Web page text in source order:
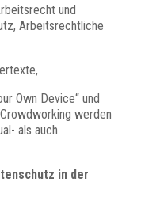
und
Arbeitsrechtliche
Own Device“ und
werden
als auch
in der